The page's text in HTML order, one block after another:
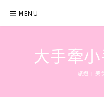
content
MENU
大手牽
旅遊 | 美